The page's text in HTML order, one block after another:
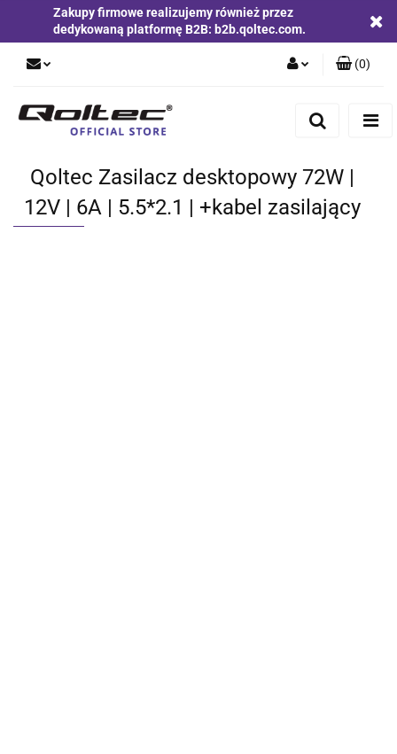
Zakupy firmowe realizujemy również przez
dedykowaną platformę B2B: b2b.qoltec.com.
Zgody cookies
(0)
Qoltec Zasilacz desktopowy 72W |
12V | 6A | 5.5*2.1 | +kabel zasilający